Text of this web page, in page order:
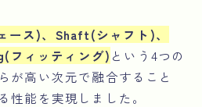
ース)、Shaft(シャフト)、
フィッティング) という4つの
が高い次元で融合すること
性能を実現しました。